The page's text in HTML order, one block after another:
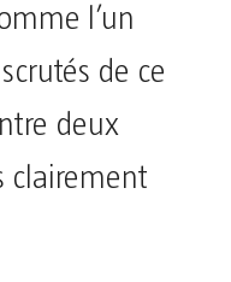
l’un
de ce
deux
clairement